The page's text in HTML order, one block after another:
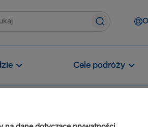
Cele podróży